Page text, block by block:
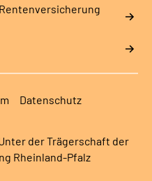
Datenschutz
der Trägerschaft der
Rheinland-Pfalz